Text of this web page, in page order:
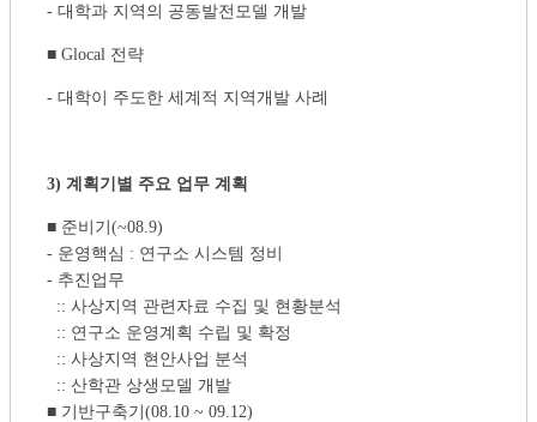
- 대학과 지역의 공동발전모델 개발
■ Glocal 전략
- 대학이 주도한 세계적 지역개발 사례
3) 계획기별 주요 업무 계획
■ 준비기(~08.9)
- 운영핵심 : 연구소 시스템 정비
- 추진업무
:: 사상지역 관련자료 수집 및 현황분석
:: 연구소 운영계획 수립 및 확정
:: 사상지역 현안사업 분석
:: 산학관 상생모델 개발
■ 기반구축기(08.10 ~ 09.12)